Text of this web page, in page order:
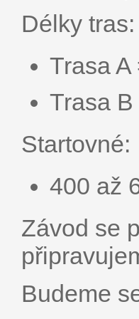
Délky tras:
Trasa A
Trasa
Startovné:
400 až
Závod se
Budeme